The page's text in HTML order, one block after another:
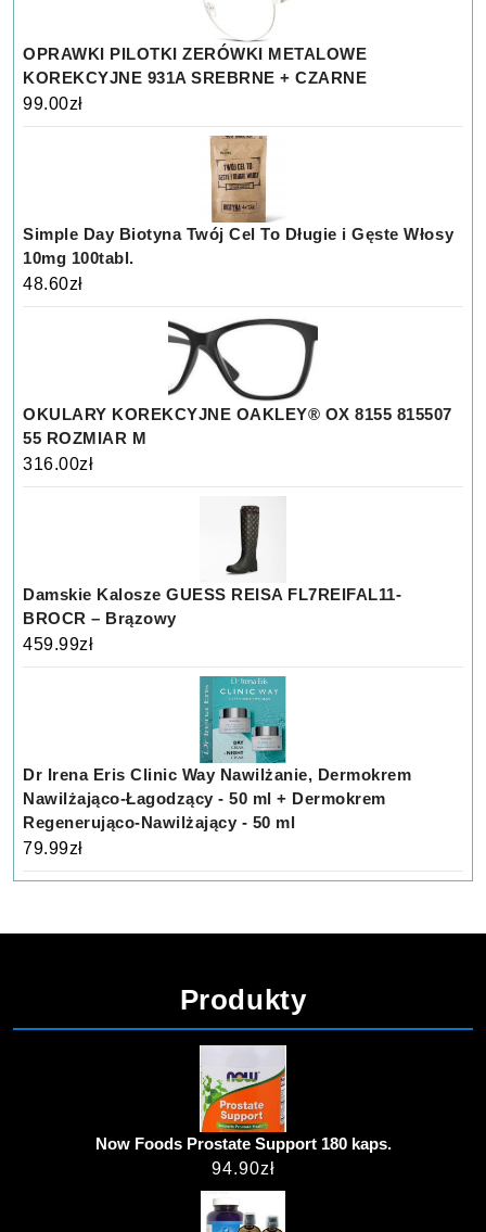
OPRAWKI PILOTKI ZERÓWKI METALOWE
KOREKCYJNE 931A SREBRNE + CZARNE
99.00zł
Simple Day Biotyna Twój Cel To Długie i Gęste Włosy
10mg 100tabl.
48.60zł
OKULARY KOREKCYJNE OAKLEY® OX 8155 815507
55 ROZMIAR M
316.00zł
Damskie Kalosze GUESS REISA FL7REIFAL11-
BROCR – Brązowy
459.99zł
Dr Irena Eris Clinic Way Nawilżanie, Dermokrem
Nawilżająco-Łagodzący - 50 ml + Dermokrem
Regenerująco-Nawilżający - 50 ml
79.99zł
Produkty
Now Foods Prostate Support 180 kaps.
94.90zł